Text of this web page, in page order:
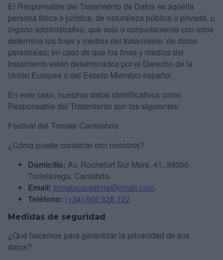
El Responsable del Tratamiento de Datos es aquella
persona física o jurídica, de naturaleza pública o privada, u
órgano administrativo, que solo o conjuntamente con otros
determine los fines y medios del tratamiento de datos
personales; en caso de que los fines y medios del
tratamiento estén determinados por el Derecho de la
Unión Europea o del Estado Miembro español.
En este caso, nuestros datos identificativos como
Responsable del Tratamiento son los siguientes:
Festival del Tomate Cantanbria
¿Cómo puede contactar con nosotros?
Domicilio: Av. Rochefort Sur Mere, 41, 39300
Torrelavega, Cantabria.
Email: tomatecantabria@gmail.com
Teléfono: (+34) 609 328 122
Medidas de seguridad
¿Qué hacemos para garantizar la privacidad de sus
datos?